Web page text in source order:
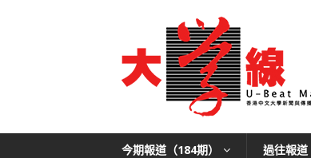
今期報道（184期） 過往報道